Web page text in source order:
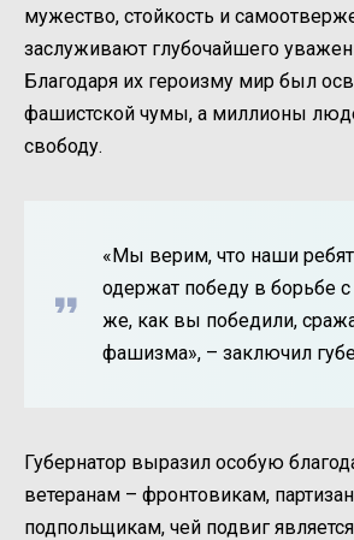
мужество, стойкость и
заслуживают глубочайшего
Благодаря их героизму мир был
фашистской чумы, а миллионы
свободу.
«Мы верим, что наши
одержат победу в борьбе
же, как вы победили,
фашизма», – заключил
Губернатор выразил особую
ветеранам – фронтовикам,
подпольщикам, чей подвиг